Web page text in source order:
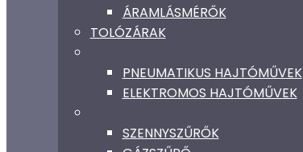
ÁRAMLÁSMÉRŐK
TOLÓZÁRAK
PNEUMATIKUS HAJTÓMŰVEK
ELEKTROMOS HAJTÓMŰVEK
SZENNYSZŰRŐK